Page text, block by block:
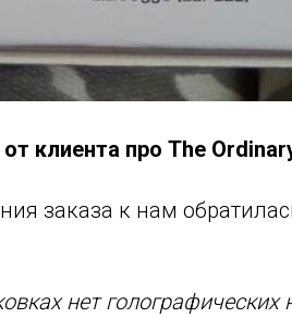
клиента про The
заказа к нам
нет голографических